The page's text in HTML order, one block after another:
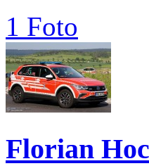
1 Foto
Florian